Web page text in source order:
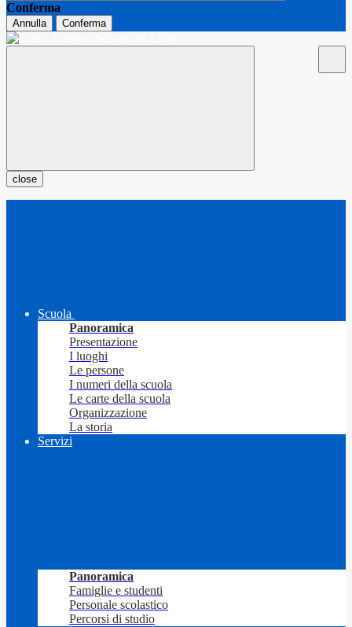
Conferma
Annulla Conferma
close
Scuola
Panoramica
Presentazione
I luoghi
Le persone
I numeri della scuola
Le carte della scuola
Organizzazione
La storia
Servizi
Panoramica
Famiglie e studenti
Personale scolastico
Percorsi di studio